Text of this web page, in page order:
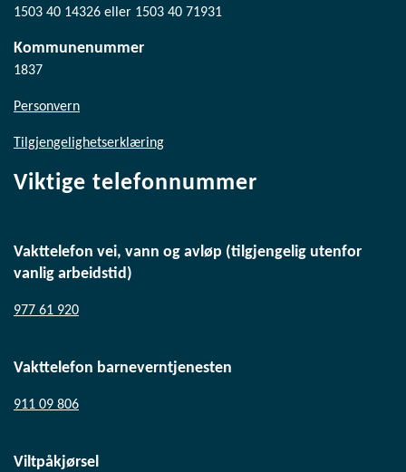
1503 40 14326 eller 1503 40 71931
Kommunenummer
1837
Personvern
Tilgjengelighetserklæring
Viktige telefonnummer
Vakttelefon vei, vann og avløp (tilgjengelig utenfor
vanlig arbeidstid)
977 61 920
Vakttelefon barneverntjenesten
911 09 806
Viltpåkjørsel